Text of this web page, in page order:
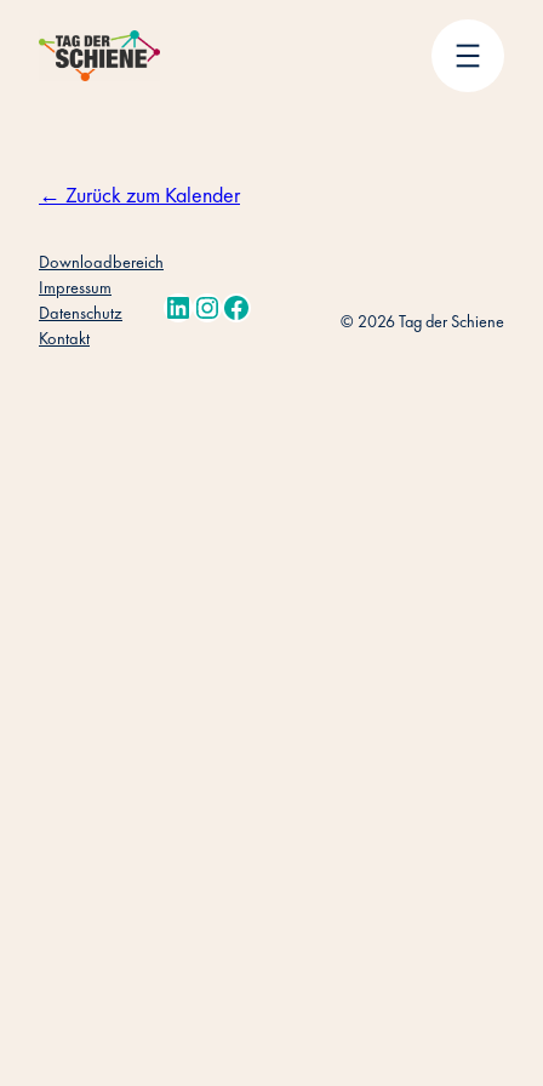
Inhalt
← Zurück zum Kalender
Downloadbereich
Impressum
Datenschutz
Kontakt
LinkedIn
Instagram
Facebook © 2026 Tag der Schiene